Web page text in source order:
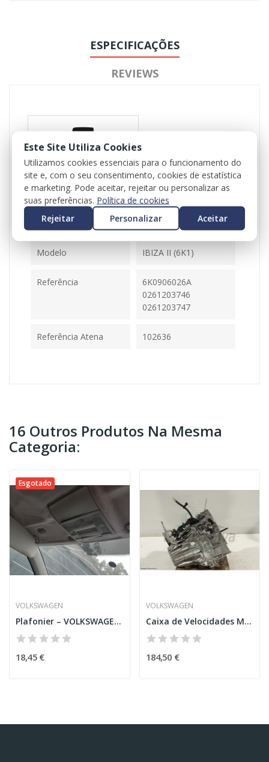
ESPECIFICAÇÕES
REVIEWS
Referência 102636
Disponível 1 Item
Ficha Informativa
Modelo IBIZA II (6K1)
Referência
6K0906026A
0261203746
0261203747
Referência Atena 102636
16 Outros Produtos Na Mesma
Categoria:
Esgotado
VOLKSWAGEN
Plafonier – VOLKSWAGEN POLO (9N_)
18,45 €
VOLKSWAGEN
Caixa de Velocidades Manual – VOLKSWAGEN GOLF...
184,50 €
Este Site Utiliza Cookies
Utilizamos cookies essenciais para o funcionamento do
site e, com o seu consentimento, cookies de estatística
e marketing. Pode aceitar, rejeitar ou personalizar as
suas preferências. Política de cookies
Rejeitar
Personalizar Aceitar